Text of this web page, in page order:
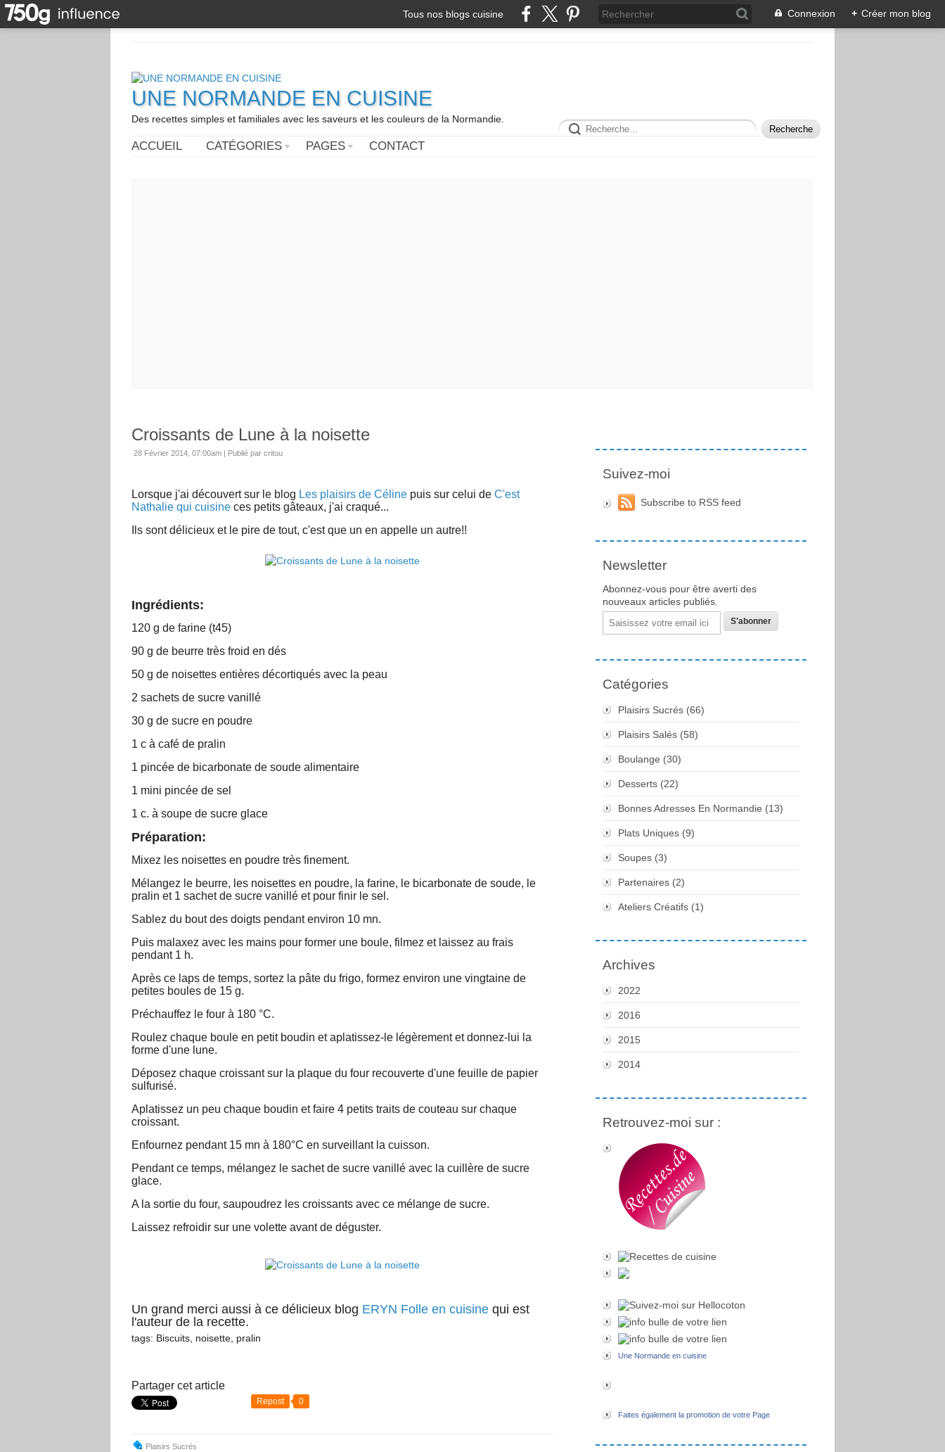
Tous nos blogs cuisine Connexion + Créer mon blog
UNE NORMANDE EN CUISINE
Des recettes simples et familiales avec les saveurs et les couleurs de la Normandie.
ACCUEIL CATÉGORIES PAGES CONTACT
Croissants de Lune à la noisette
28 Février 2014, 07:00am Publié par critou
Lorsque j'ai découvert sur le blog Les plaisirs de Céline puis sur celui de C'est
Nathalie qui cuisine ces petits gâteaux, j'ai craqué...
Ils sont délicieux et le pire de tout, c'est que un en appelle un autre!!
Ingrédients:
120 g de farine (t45)
90 g de beurre très froid en dés
50 g de noisettes entières décortiqués avec la peau
2 sachets de sucre vanillé
30 g de sucre en poudre
1 c à café de pralin
1 pincée de bicarbonate de soude alimentaire
1 mini pincée de sel
1 c. à soupe de sucre glace
Préparation:
Mixez les noisettes en poudre très finement.
Mélangez le beurre, les noisettes en poudre, la farine, le bicarbonate de soude, le
pralin et 1 sachet de sucre vanillé et pour finir le sel.
Sablez du bout des doigts pendant environ 10 mn.
Puis malaxez avec les mains pour former une boule, filmez et laissez au frais
pendant 1 h.
Après ce laps de temps, sortez la pâte du frigo, formez environ une vingtaine de
petites boules de 15 g.
Préchauffez le four à 180 °C.
Roulez chaque boule en petit boudin et aplatissez-le légèrement et donnez-lui la
forme d'une lune.
Déposez chaque croissant sur la plaque du four recouverte d'une feuille de papier
sulfurisé.
Aplatissez un peu chaque boudin et faire 4 petits traits de couteau sur chaque
croissant.
Enfournez pendant 15 mn à 180°C en surveillant la cuisson.
Pendant ce temps, mélangez le sachet de sucre vanillé avec la cuillère de sucre
glace.
A la sortie du four, saupoudrez les croissants avec ce mélange de sucre.
Laissez refroidir sur une volette avant de déguster.
Un grand merci aussi à ce délicieux blog ERYN Folle en cuisine qui est
l'auteur de la recette.
tags: Biscuits, noisette, pralin
Partager cet article
Repost 0
Plaisirs Sucrés
Suivez-moi
Subscribe to RSS feed
Newsletter
Abonnez-vous pour être averti des
nouveaux articles publiés.
Email
Catégories
Plaisirs Sucrés (66)
Plaisirs Salés (58)
Boulange (30)
Desserts (22)
Bonnes Adresses En Normandie (13)
Plats Uniques (9)
Soupes (3)
Partenaires (2)
Ateliers Créatifs (1)
Archives
2022
2016
2015
2014
Retrouvez-moi sur :
Une Normande en cuisine
Faites également la promotion de votre Page